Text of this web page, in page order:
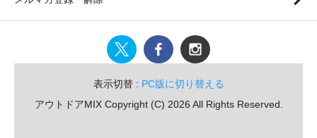
表示切替 : PC版に切り替える
アウトドアMIX Copyright (C) 2026 All Rights Reserved.